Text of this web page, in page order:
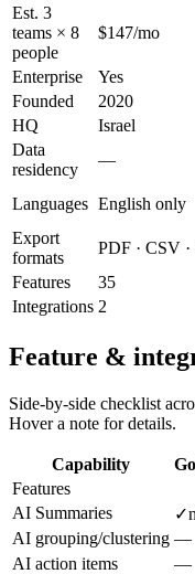
Est. 3
teams × 8
people
$147/mo
Enterprise Yes
Founded
2020
HQ
Israel
Data
residency
—
Languages English only
Export
formats
PDF · CSV ·
Features
35
Integrations 2
Feature &
Side-by-side checklist
Hover a note for details.
Capability
Features
AI Summaries
✓
AI grouping/clustering —
AI action items
—